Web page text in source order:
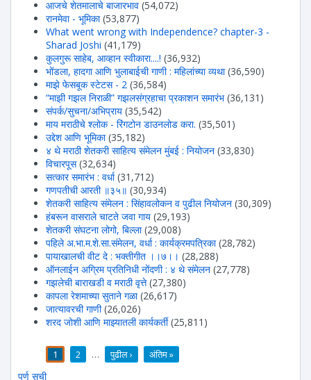
आजचे शेतमालाचे बाजारभाव (54,072)
रानमेवा - भूमिका (53,877)
What went wrong with Independence? chapter-3 -
Sharad Joshi (41,179)
कुलगुरू साहेब, आव्हान स्वीकारा....! (36,932)
भोंडला, हादगा आणि भुलाबाईची गाणी : महिलांच्या व्यथा (36,590)
माझे फेसबूक स्टेटस - 2 (36,584)
“माझी गझल निराळी” गझलसंग्रहाचा प्रकाशन समारंभ (36,131)
संपर्क/सुचना/अभिप्राय (35,542)
माय मराठीचे श्लोक - रिंगटोन डाउनलोड करा. (35,501)
उद्देश आणि भूमिका (35,182)
४ थे मराठी शेतकरी साहित्य संमेलन मुंबई : नियोजन (33,830)
विचारपूस (32,634)
सत्कार समारंभ : वर्धा (31,712)
गणपतीची आरती ॥३५॥ (30,934)
शेतकरी साहित्य संमेलन : सिंहावलोकन व पुढील नियोजन (30,309)
हंबरून वासराले चाटते जवा गाय (29,193)
शेतकरी संघटना लोगो, बिल्ला (29,008)
पहिले अ.भा.म.शे.सा.संमेलन, वर्धा : कार्यक्रमपत्रिका (28,782)
पायाखालची वीट दे : भक्तीगीत ।।७।। (28,288)
ऑनलाईन अग्रिम प्रतिनिधी नोंदणी : ४ थे संमेलन (27,778)
गझलेची बाराखडी व मराठी वृत्ते (27,380)
कापला रेशमाच्या सुताने गळा (26,617)
जात्यावरची गाणी (26,026)
शरद जोशी आणि माझ्यातली कार्यकर्ती (25,811)
1 2 … पुढील › अंतिम »
पुर्ण सूची